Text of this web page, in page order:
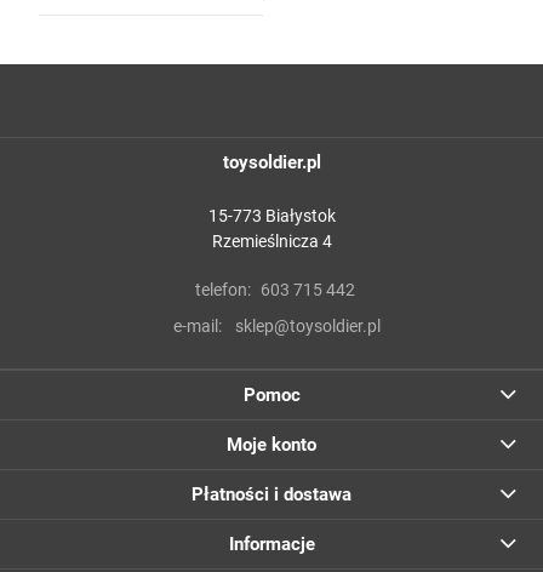
toysoldier.pl
15-773 Białystok
Rzemieślnicza 4
telefon: 603 715 442
e-mail:
sklep@toysoldier.pl
Pomoc
Moje konto
Płatności i dostawa
Informacje